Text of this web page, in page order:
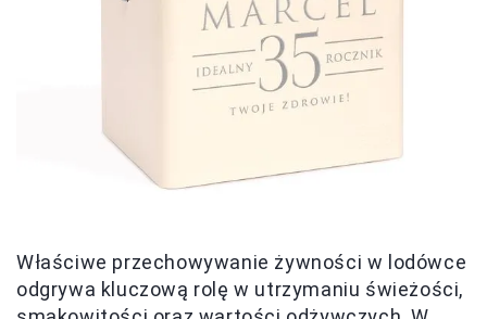
Właściwe przechowywanie żywności w lodówce
odgrywa kluczową rolę w utrzymaniu świeżości,